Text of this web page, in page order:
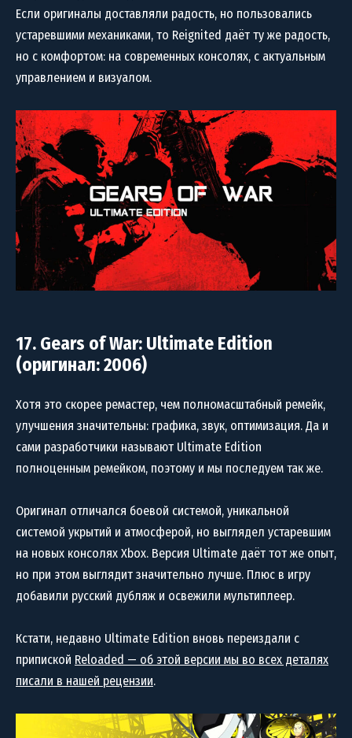
Если оригиналы доставляли радость, но пользовались
устаревшими механиками, то Reignited даёт ту же радость,
но с комфортом: на современных консолях, с актуальным
управлением и визуалом.
17. Gears of War: Ultimate Edition
(оригинал: 2006)
Хотя это скорее ремастер, чем полномасштабный ремейк,
улучшения значительны: графика, звук, оптимизация. Да и
сами разработчики называют Ultimate Edition
полноценным ремейком, поэтому и мы последуем так же.
Оригинал отличался боевой системой, уникальной
системой укрытий и атмосферой, но выглядел устаревшим
на новых консолях Xbox. Версия Ultimate даёт тот же опыт,
но при этом выглядит значительно лучше. Плюс в игру
добавили русский дубляж и освежили мультиплеер.
Кстати, недавно Ultimate Edition вновь переиздали с
припиской Reloaded — об этой версии мы во всех деталях
писали в нашей рецензии.